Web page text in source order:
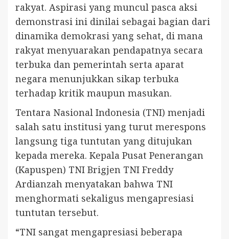
rakyat. Aspirasi yang muncul pasca aksi
demonstrasi ini dinilai sebagai bagian dari
dinamika demokrasi yang sehat, di mana
rakyat menyuarakan pendapatnya secara
terbuka dan pemerintah serta aparat
negara menunjukkan sikap terbuka
terhadap kritik maupun masukan.
Tentara Nasional Indonesia (TNI) menjadi
salah satu institusi yang turut merespons
langsung tiga tuntutan yang ditujukan
kepada mereka. Kepala Pusat Penerangan
(Kapuspen) TNI Brigjen TNI Freddy
Ardianzah menyatakan bahwa TNI
menghormati sekaligus mengapresiasi
tuntutan tersebut.
“TNI sangat mengapresiasi beberapa